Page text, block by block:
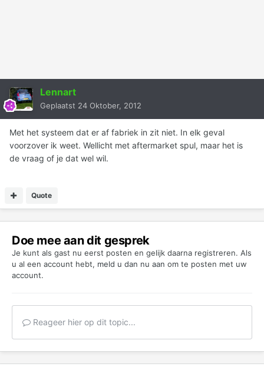
Lennart
Geplaatst 24 Oktober, 2012
Met het systeem dat er af fabriek in zit niet. In elk geval
voorzover ik weet. Wellicht met aftermarket spul, maar het is
de vraag of je dat wel wil.
Quote
Doe mee aan dit gesprek
Je kunt als gast nu eerst posten en gelijk daarna registreren. Als
u al een account hebt, meld u dan nu aan om te posten met uw
account.
Reageer hier op dit topic...